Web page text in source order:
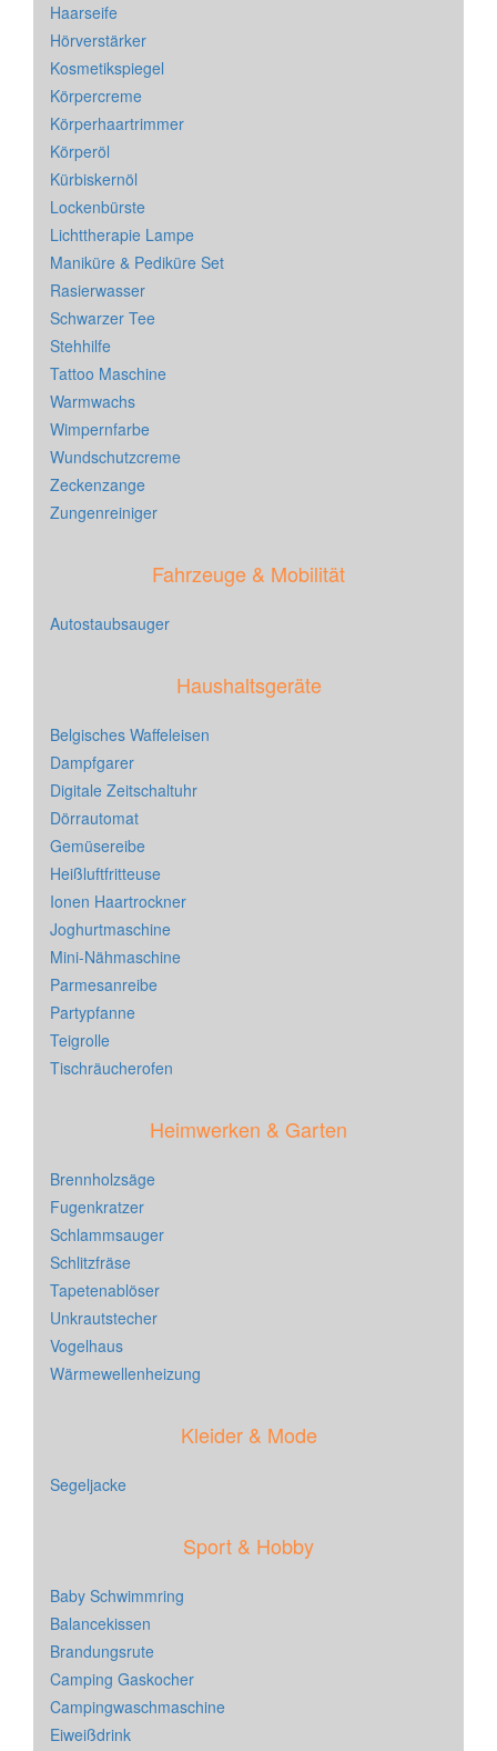
Haarseife
Hörverstärker
Kosmetikspiegel
Körpercreme
Körperhaartrimmer
Körperöl
Kürbiskernöl
Lockenbürste
Lichttherapie Lampe
Maniküre & Pediküre Set
Rasierwasser
Schwarzer Tee
Stehhilfe
Tattoo Maschine
Warmwachs
Wimpernfarbe
Wundschutzcreme
Zeckenzange
Zungenreiniger
Fahrzeuge & Mobilität
Autostaubsauger
Haushaltsgeräte
Belgisches Waffeleisen
Dampfgarer
Digitale Zeitschaltuhr
Dörrautomat
Gemüsereibe
Heißluftfritteuse
Ionen Haartrockner
Joghurtmaschine
Mini-Nähmaschine
Parmesanreibe
Partypfanne
Teigrolle
Tischräucherofen
Heimwerken & Garten
Brennholzsäge
Fugenkratzer
Schlammsauger
Schlitzfräse
Tapetenablöser
Unkrautstecher
Vogelhaus
Wärmewellenheizung
Kleider & Mode
Segeljacke
Sport & Hobby
Baby Schwimmring
Balancekissen
Brandungsrute
Camping Gaskocher
Campingwaschmaschine
Eiweißdrink